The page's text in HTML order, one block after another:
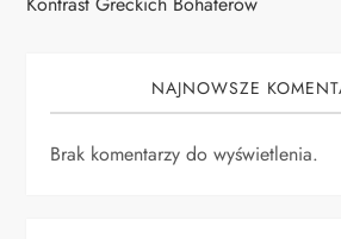
NAJNOWSZE
Brak komentarzy do wyświetlenia.